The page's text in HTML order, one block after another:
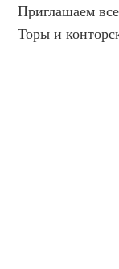
Приглашаем
Торы и